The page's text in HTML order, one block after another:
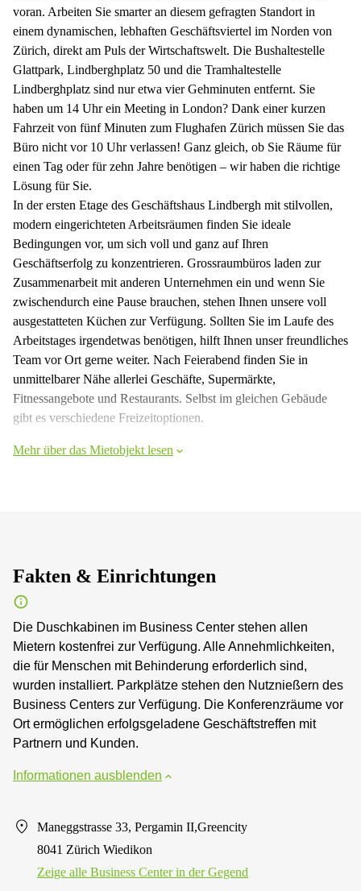
voran. Arbeiten Sie smarter an diesem gefragten Standort in
einem dynamischen, lebhaften Geschäftsviertel im Norden von
Zürich, direkt am Puls der Wirtschaftswelt. Die Bushaltestelle
Glattpark, Lindberghplatz 50 und die Tramhaltestelle
Lindberghplatz sind nur etwa vier Gehminuten entfernt. Sie
haben um 14 Uhr ein Meeting in London? Dank einer kurzen
Fahrzeit von fünf Minuten zum Flughafen Zürich müssen Sie das
Büro nicht vor 10 Uhr verlassen! Ganz gleich, ob Sie Räume für
einen Tag oder für zehn Jahre benötigen – wir haben die richtige
Lösung für Sie.
In der ersten Etage des Geschäftshaus Lindbergh mit stilvollen,
modern eingerichteten Arbeitsräumen finden Sie ideale
Bedingungen vor, um sich voll und ganz auf Ihren
Geschäftserfolg zu konzentrieren. Grossraumbüros laden zur
Zusammenarbeit mit anderen Unternehmen ein und wenn Sie
zwischendurch eine Pause brauchen, stehen Ihnen unsere voll
ausgestatteten Küchen zur Verfügung. Sollten Sie im Laufe des
Arbeitstages irgendetwas benötigen, hilft Ihnen unser freundliches
Team vor Ort gerne weiter. Nach Feierabend finden Sie in
unmittelbarer Nähe allerlei Geschäfte, Supermärkte,
Fitnessangebote und Restaurants. Selbst im gleichen Gebäude
gibt es verschiedene Freizeitoptionen.
Mehr über das Mietobjekt lesen
Fakten & Einrichtungen
Die Duschkabinen im Business Center stehen allen
Mietern kostenfrei zur Verfügung. Alle Annehmlichkeiten,
die für Menschen mit Behinderung erforderlich sind,
wurden installiert. Parkplätze stehen den Nutznießern des
Business Centers zur Verfügung. Die Konferenzräume vor
Ort ermöglichen erfolgsgeladene Geschäftstreffen mit
Partnern und Kunden.
Informationen ausblenden
Maneggstrasse 33, Pergamin II,Greencity
8041 Zürich Wiedikon
Zeige alle Business Center in der Gegend